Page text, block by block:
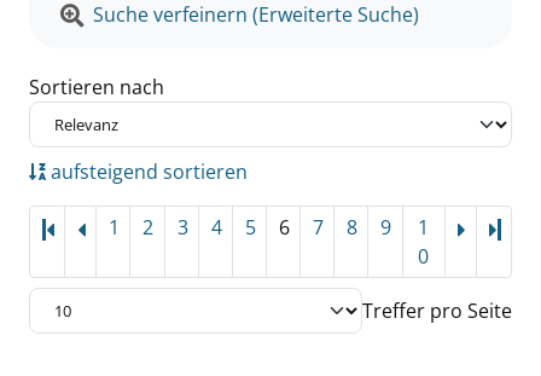
Suche verfeinern (Erweiterte Suche)
Sortieren nach
aufsteigend sortieren
1 2 3 4 5 6 7 8 9
1
0
Treffer pro Seite